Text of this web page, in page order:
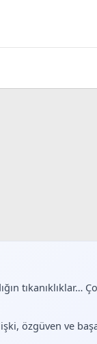
tıkanıklıklar…
özgüven ve